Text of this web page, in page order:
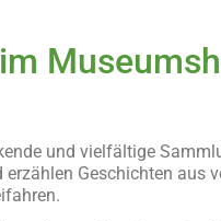
und vielfältige
erzählen Geschichten aus